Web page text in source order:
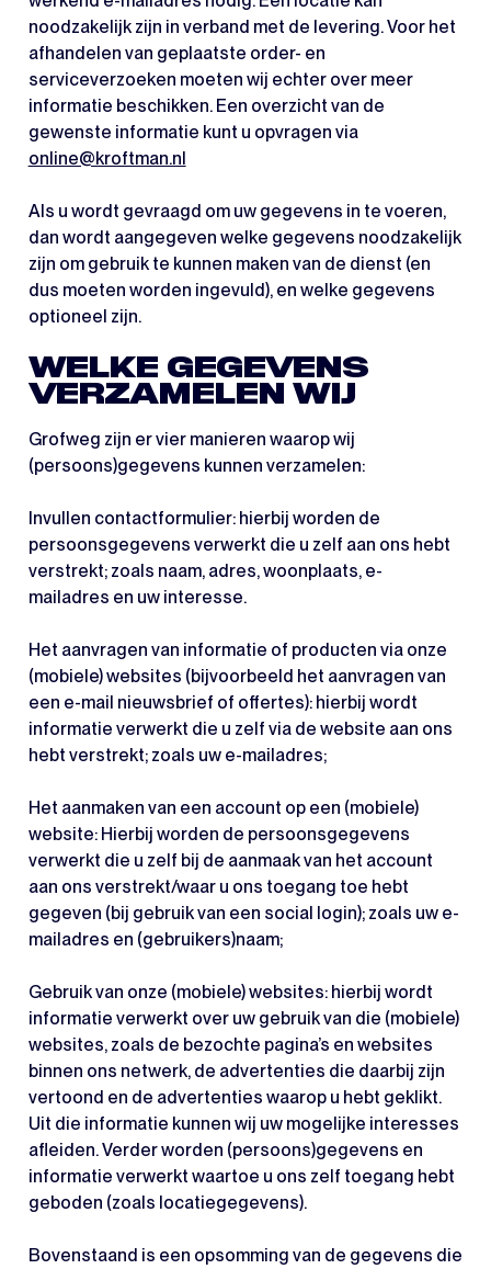
noodzakelijk zijn in verband met de levering. Voor het
afhandelen van geplaatste order- en
serviceverzoeken moeten wij echter over meer
informatie beschikken. Een overzicht van de
gewenste informatie kunt u opvragen via
online@kroftman.nl
Als u wordt gevraagd om uw gegevens in te voeren,
dan wordt aangegeven welke gegevens noodzakelijk
zijn om gebruik te kunnen maken van de dienst (en
dus moeten worden ingevuld), en welke gegevens
optioneel zijn.
WELKE GEGEVENS
VERZAMELEN WIJ
Grofweg zijn er vier manieren waarop wij
(persoons)gegevens kunnen verzamelen:
Invullen contactformulier: hierbij worden de
persoonsgegevens verwerkt die u zelf aan ons hebt
verstrekt; zoals naam, adres, woonplaats, e-
mailadres en uw interesse.
Het aanvragen van informatie of producten via onze
(mobiele) websites (bijvoorbeeld het aanvragen van
een e-mail nieuwsbrief of offertes): hierbij wordt
informatie verwerkt die u zelf via de website aan ons
hebt verstrekt; zoals uw e-mailadres;
Het aanmaken van een account op een (mobiele)
website: Hierbij worden de persoonsgegevens
verwerkt die u zelf bij de aanmaak van het account
aan ons verstrekt/waar u ons toegang toe hebt
gegeven (bij gebruik van een social login); zoals uw e-
mailadres en (gebruikers)naam;
Gebruik van onze (mobiele) websites: hierbij wordt
informatie verwerkt over uw gebruik van die (mobiele)
websites, zoals de bezochte pagina’s en websites
binnen ons netwerk, de advertenties die daarbij zijn
vertoond en de advertenties waarop u hebt geklikt.
Uit die informatie kunnen wij uw mogelijke interesses
afleiden. Verder worden (persoons)gegevens en
informatie verwerkt waartoe u ons zelf toegang hebt
geboden (zoals locatiegegevens).
Bovenstaand is een opsomming van de gegevens die